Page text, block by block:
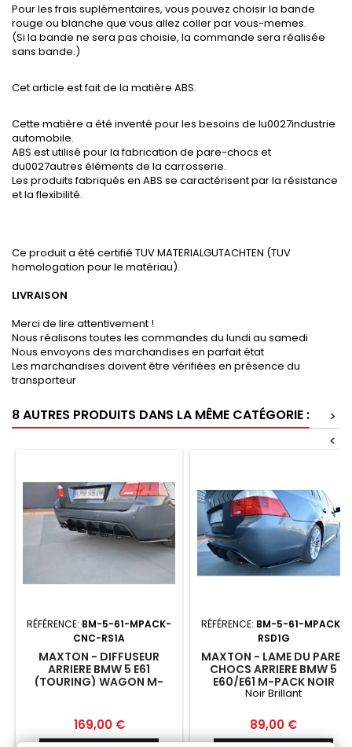
Pour les frais suplémentaires, vous pouvez choisir la bande
rouge ou blanche que vous allez coller par vous-memes.
(Si la bande ne sera pas choisie, la commande sera réalisée
sans bande.)
Cet article est fait de la matière ABS.
Cette matière a été inventé pour les besoins de lu0027industrie
automobile.
ABS est utilisé pour la fabrication de pare-chocs et
du0027autres éléments de la carrosserie.
Les produits fabriqués en ABS se caractérisent par la résistance
et la flexibilité.
Ce produit a été certifié TUV MATERIALGUTACHTEN (TUV
homologation pour le matériau).
LIVRAISON
Merci de lire attentivement !
Nous réalisons toutes les commandes du lundi au samedi
Nous envoyons des marchandises en parfait état
Les marchandises doivent être vérifiées en présence du
transporteur
8 AUTRES PRODUITS DANS LA MÊME CATÉGORIE :
>
<
RÉFÉRENCE: BM-5-61-MPACK-
CNC-RS1A
MAXTON - DIFFUSEUR
ARRIERE BMW 5 E61
(TOURING) WAGON M-
Prix
169,00 €
RÉFÉRENCE: BM-5-61-MPACK-
RSD1G
MAXTON - LAME DU PARE-
CHOCS ARRIERE BMW 5
E60/E61 M-PACK NOIR
BRILLANT
Noir Brillant
Prix
89,00 €